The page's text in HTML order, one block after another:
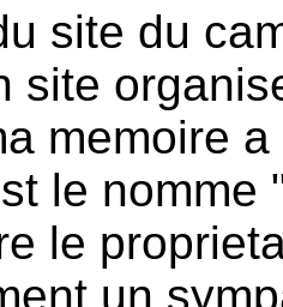
site du
site
memoire
le nomme
le
un